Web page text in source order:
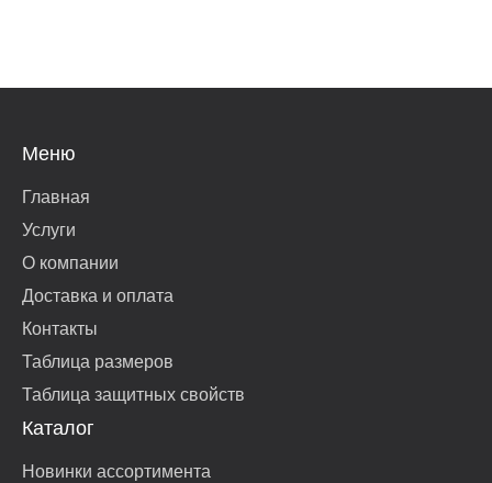
Меню
Главная
Услуги
О компании
Доставка и оплата
Контакты
Таблица размеров
Таблица защитных свойств
Каталог
Новинки ассортимента